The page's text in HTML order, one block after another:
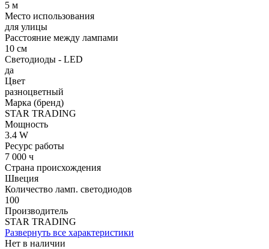
5 м
Место использования
для улицы
Расстояние между лампами
10 см
Светодиоды - LED
да
Цвет
разноцветный
Марка (бренд)
STAR TRADING
Мощность
3.4 W
Ресурс работы
7 000 ч
Страна происхождения
Швеция
Количество ламп. светодиодов
100
Производитель
STAR TRADING
Развернуть все характеристики
Нет в наличии